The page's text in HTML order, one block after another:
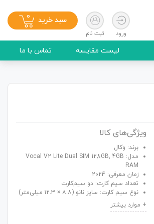
ورود ثبت نام
سبد خرید 0
لیست مقایسه تماس با ما
ویژگی‌های کالا
برند: وکال
مدل: Vocal V2 Lite Dual SIM 128GB, 4GB
RAM
زمان معرفی: 2024
تعداد سیم کارت: دو سیم‌کارت
نوع سیم کارت: سایز نانو (۸.۸ × ۱۲.۳ میلی‌متر)